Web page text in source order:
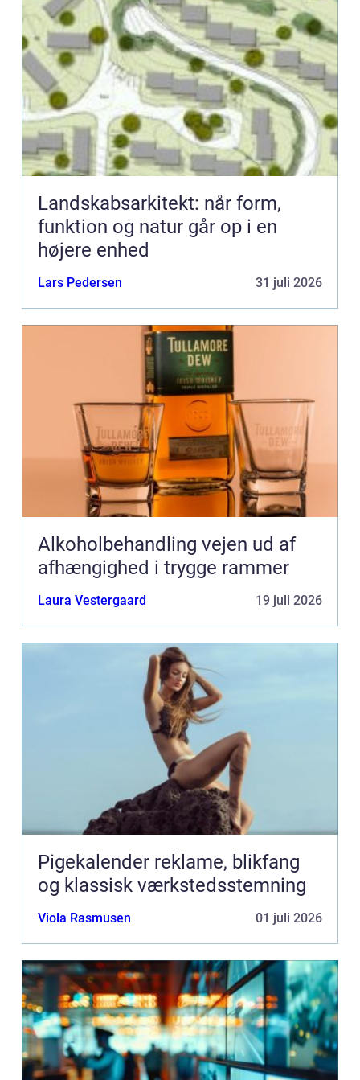
Landskabsarkitekt: når form,
funktion og natur går op i en
højere enhed
Lars Pedersen 31 juli 2026
Alkoholbehandling vejen ud af
afhængighed i trygge rammer
Laura Vestergaard 19 juli 2026
Pigekalender reklame, blikfang
og klassisk værkstedsstemning
Viola Rasmusen 01 juli 2026